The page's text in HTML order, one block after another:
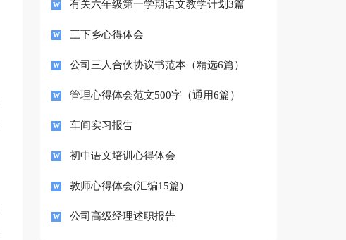
有关六年级第一学期语文教学计划3篇
三下乡心得体会
公司三人合伙协议书范本（精选6篇）
管理心得体会范文500字（通用6篇）
车间实习报告
初中语文培训心得体会
教师心得体会(汇编15篇)
公司高级经理述职报告